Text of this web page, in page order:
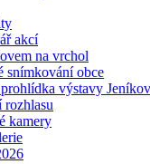
akcí
na vrchol
snímkování obce
výstavy
rozhlasu
kamery